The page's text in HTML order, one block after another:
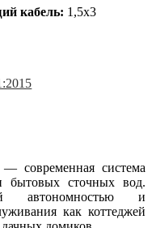
кабель: 1,5х3
современная система
бытовых сточных вод.
автономностью и
как коттеджей